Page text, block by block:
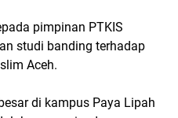
pimpinan PTKIS
studi banding terhadap
Aceh.
di kampus Paya Lipah